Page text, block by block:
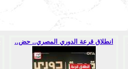
انطلاق قرعة الدوري المصري.. حض..